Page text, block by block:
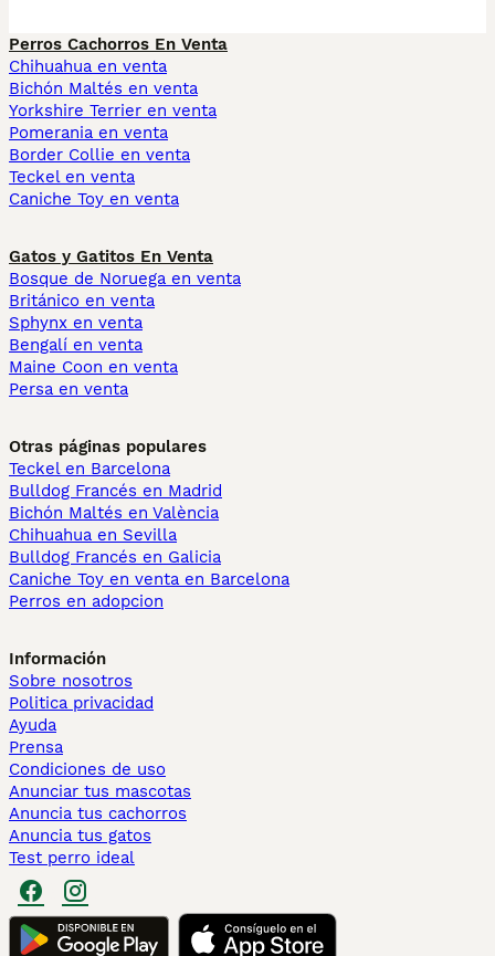
Perros Cachorros En Venta
Chihuahua en venta
Bichón Maltés en venta
Yorkshire Terrier en venta
Pomerania en venta
Border Collie en venta
Teckel en venta
Caniche Toy en venta
Gatos y Gatitos En Venta
Bosque de Noruega en venta
Británico en venta
Sphynx en venta
Bengalí en venta
Maine Coon en venta
Persa en venta
Otras páginas populares
Teckel en Barcelona
Bulldog Francés en Madrid
Bichón Maltés en València
Chihuahua en Sevilla
Bulldog Francés en Galicia
Caniche Toy en venta en Barcelona
Perros en adopcion
Información
Sobre nosotros
Politica privacidad
Ayuda
Prensa
Condiciones de uso
Anunciar tus mascotas
Anuncia tus cachorros
Anuncia tus gatos
Test perro ideal